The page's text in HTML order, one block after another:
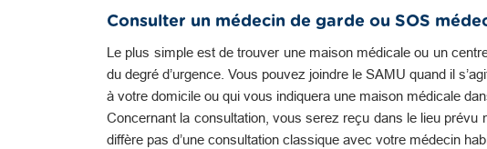
Consulter un médecin de garde ou SOS
Le plus simple est de trouver une maison médicale ou un
du degré d’urgence. Vous pouvez joindre le SAMU quand il
à votre domicile ou qui vous indiquera une maison médicale
Concernant la consultation, vous serez reçu dans le lieu
diffère pas d’une consultation classique avec votre médecin